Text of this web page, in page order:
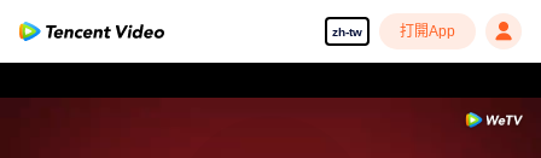
zh-tw 打開App